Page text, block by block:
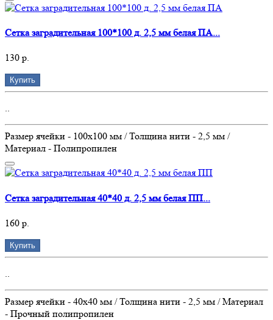
Сетка заградительная 100*100 д. 2,5 мм белая ПА...
130 р.
Купить
..
Размер ячейки - 100х100 мм / Толщина нити - 2,5 мм /
Материал - Полипропилен
Сетка заградительная 40*40 д. 2,5 мм белая ПП...
160 р.
Купить
..
Размер ячейки - 40х40 мм / Толщина нити - 2,5 мм / Материал
- Прочный полипропилен